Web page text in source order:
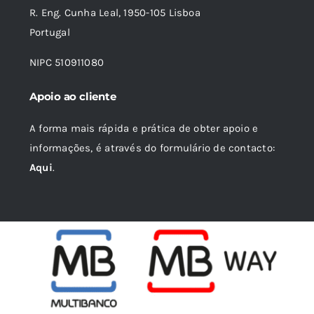
R. Eng. Cunha Leal, 1950-105 Lisboa
Portugal
NIPC 510911080
Apoio ao cliente
A forma mais rápida e prática de obter apoio e
informações, é através do formulário de contacto:
Aqui.